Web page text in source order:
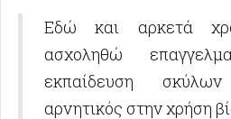
Εδώ και αρκετά
ασχοληθώ
εκπαίδευση
αρνητικός στην χρήση